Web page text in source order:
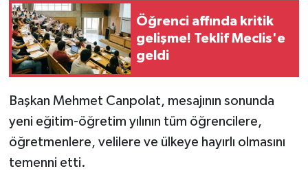
Öğrenci affında kritik
gelişme! Teklif Meclis'e
geldi
Başkan Mehmet Canpolat, mesajının sonunda
yeni eğitim-öğretim yılının tüm öğrencilere,
öğretmenlere, velilere ve ülkeye hayırlı olmasını
temenni etti.